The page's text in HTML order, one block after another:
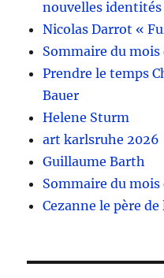
nouvelles
Nicolas Darrot «
Sommaire du
Prendre le temps
Bauer
Helene Sturm
art karlsruhe 2026
Guillaume Barth
Sommaire du
Cezanne le père